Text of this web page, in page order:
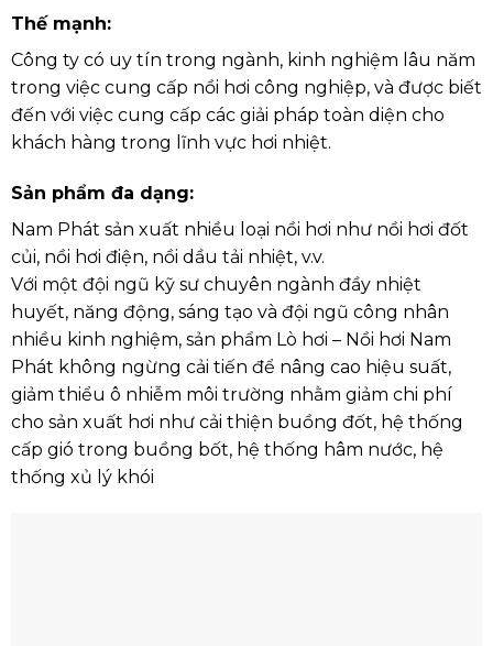
Thế mạnh:
Công ty có uy tín trong ngành, kinh nghiệm lâu năm
trong việc cung cấp nồi hơi công nghiệp, và được biết
đến với việc cung cấp các giải pháp toàn diện cho
khách hàng trong lĩnh vực hơi nhiệt.
Sản phẩm đa dạng:
Nam Phát sản xuất nhiều loại nồi hơi như nồi hơi đốt
củi, nồi hơi điện, nồi dầu tải nhiệt,v.v.
Với một đội ngũ kỹ sư chuyên ngành đầy nhiệt
huyết, năng động, sáng tạo và đội ngũ công nhân
nhiều kinh nghiệm, sản phẩm Lò hơi – Nồi hơi Nam
Phát không ngừng cải tiến để nâng cao hiệu suất,
giảm thiểu ô nhiễm môi trường nhằm giảm chi phí
cho sản xuất hơi như cải thiện buồng đốt, hệ thống
cấp gió trong buồng bốt, hệ thống hâm nước, hệ
thống xủ lý khói